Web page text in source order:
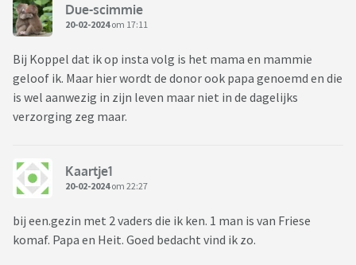
Due-scimmie
20-02-2024om 17:11
Bij Koppel dat ik op insta volg is het mama en mammie
geloof ik. Maar hier wordt de donor ook papa genoemd en die
is wel aanwezig in zijn leven maar niet in de dagelijks
verzorging zeg maar.
Kaartje1
20-02-2024om 22:27
bij een.gezin met 2 vaders die ik ken. 1 man is van Friese
komaf. Papa en Heit. Goed bedacht vind ik zo.